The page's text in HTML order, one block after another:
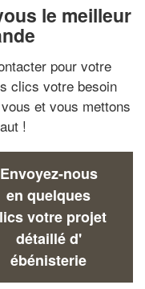
le meilleur
pour votre
clics votre besoin
et vous mettons
!
Envoyez-nous
en quelques
votre projet
détaillé d'
ébénisterie